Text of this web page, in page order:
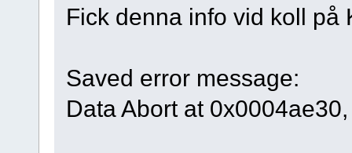
Fick denna info vid koll på
Saved error message:
Data Abort at